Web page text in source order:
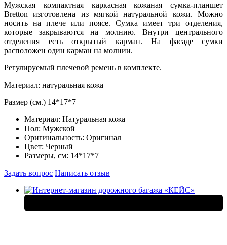
Мужская компактная каркасная кожаная сумка-планшет
Bretton изготовлена ​​из мягкой натуральной кожи. Можно
носить на плече или поясе. Сумка имеет три отделения,
которые закрываются на молнию. Внутри центрального
отделения есть открытый карман. На фасаде сумки
расположен один карман на молнии.
Регулируемый плечевой ремень в комплекте.
Материал: натуральная кожа
Размер (см.) 14*17*7
Материал: Натуральная кожа
Пол: Мужской
Оригинальность: Оригинал
Цвет: Черный
Размеры, см: 14*17*7
Задать вопрос Написать отзыв